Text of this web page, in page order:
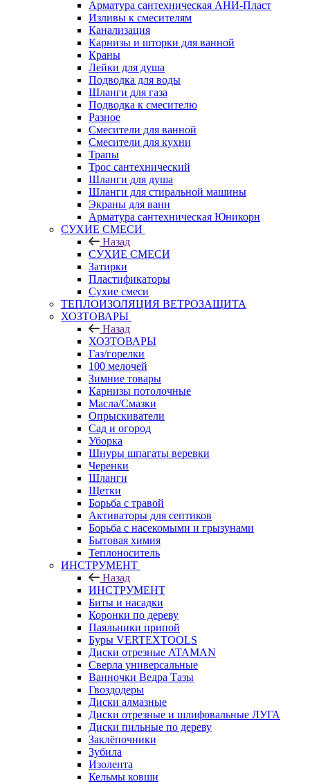
Арматура сантехническая АНИ-Пласт
Изливы к смесителям
Канализация
Карнизы и шторки для ванной
Краны
Лейки для душа
Подводка для воды
Шланги для газа
Подводка к смесителю
Разное
Смесители для ванной
Смесители для кухни
Трапы
Трос сантехнический
Шланги для душа
Шланги для стиральной машины
Экраны для ванн
Арматура сантехническая Юникорн
СУХИЕ СМЕСИ
Назад
СУХИЕ СМЕСИ
Затирки
Пластификаторы
Сухие смеси
ТЕПЛОИЗОЛЯЦИЯ ВЕТРОЗАЩИТА
ХОЗТОВАРЫ
Назад
ХОЗТОВАРЫ
Газ/горелки
100 мелочей
Зимние товары
Карнизы потолочные
Масла/Смазки
Опрыскиватели
Сад и огород
Уборка
Шнуры шпагаты веревки
Черенки
Шланги
Щетки
Борьба с травой
Активаторы для септиков
Борьба с насекомыми и грызунами
Бытовая химия
Теплоноситель
ИНСТРУМЕНТ
Назад
ИНСТРУМЕНТ
Биты и насадки
Коронки по дереву
Паяльники припой
Буры VERTEXTOOLS
Диски отрезные ATAMAN
Сверла универсальные
Ванночки Ведра Тазы
Гвоздодеры
Диски алмазные
Диски отрезные и шлифовальные ЛУГА
Диски пильные по дереву
Заклёпочники
Зубила
Изолента
Кельмы ковши